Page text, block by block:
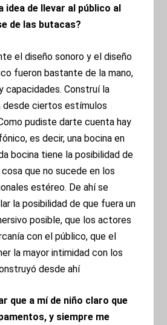
idea de llevar al público al
de las butacas?
el diseño sonoro y el diseño
fueron bastante de la mano,
capacidades. Construí la
desde ciertos estímulos
pudiste darte cuenta hay
es decir, una bocina en
bocina tiene la posibilidad de
que no sucede en los
estéreo. De ahí se
la posibilidad de que fuera un
posible, que los actores
con el público, que el
la mayor intimidad con los
desde ahí
que a mí de niño claro que
y siempre me